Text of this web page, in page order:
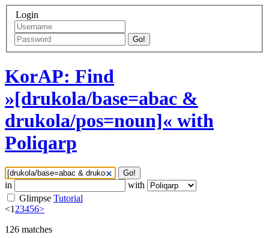
Login
Go!
KorAP: Find
»[drukola/base=abac &
drukola/pos=noun]« with
Poliqarp
Go!
in
with
Glimpse Tutorial
<123456>
126 matches